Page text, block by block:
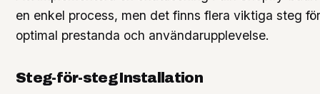
en enkel process, men det finns flera viktiga steg
optimal prestanda och användarupplevelse.
Steg-för-steg Installation